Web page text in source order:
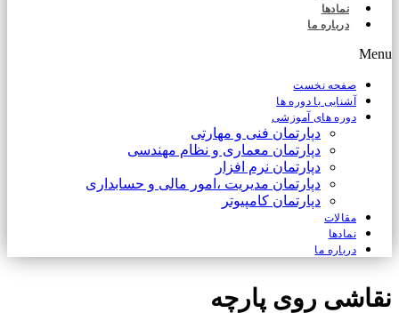
نمادها
درباره ما
Menu
صفحه نخست
آشنایی با دوره ها
دوره های آموزشی
دپارتمان فنی و مهارتی
دپارتمان معماری و نظام مهندسی
دپارتمان نرم افزار
دپارتمان مدیریت ،امور مالی و حسابداری
دپارتمان کامپیوتر
مقالات
نمادها
درباره ما
نقاشی روی پارچه